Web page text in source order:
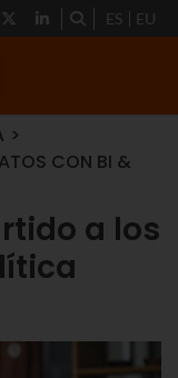
ES EU
CON BI &
a los